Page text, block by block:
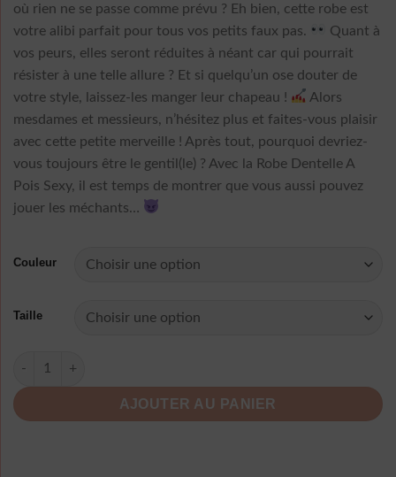
où rien ne se passe comme prévu ? Eh bien, cette robe est
votre alibi parfait pour tous vos petits faux pas.
Quant à
vos peurs, elles seront réduites à néant car qui pourrait
résister à une telle allure ? Et si quelqu’un ose douter de
votre style, laissez-les manger leur chapeau !
Alors
mesdames et messieurs, n’hésitez plus et faites-vous plaisir
avec cette petite merveille ! Après tout, pourquoi devriez-
vous toujours être le gentil(le) ? Avec la Robe Dentelle A
Pois Sexy, il est temps de montrer que vous aussi pouvez
jouer les méchants…
Couleur
Taille
quantité de Robe Dentelle A Pois Sexy
AJOUTER AU PANIER